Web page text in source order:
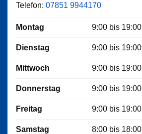
Telefon: 07851 9944170
Montag 9:00 bis 19:00
Dienstag 9:00 bis 19:00
Mittwoch 9:00 bis 19:00
Donnerstag 9:00 bis 19:00
Freitag 9:00 bis 19:00
Samstag 8:00 bis 18:00